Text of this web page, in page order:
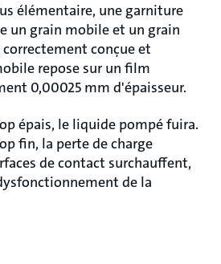
élémentaire, une garniture
un grain mobile et un grain
conçue et
repose sur un film
0,00025 mm d'épaisseur.
épais, le liquide pompé fuira.
fin, la perte de charge
de contact surchauffent,
de la